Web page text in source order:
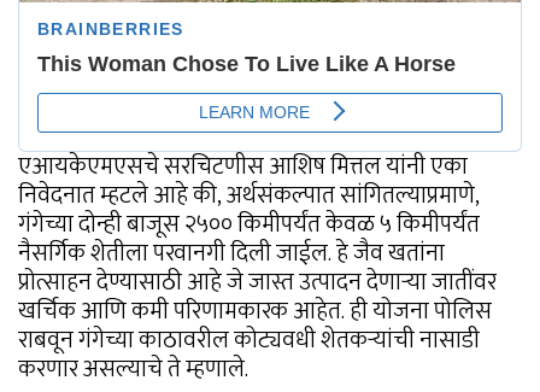
एआयकेएमएसचे सरचिटणीस आशिष मित्तल यांनी एका
निवेदनात म्हटले आहे की, अर्थसंकल्पात सांगितल्याप्रमाणे,
गंगेच्या दोन्ही बाजूस २५०० किमीपर्यंत केवळ ५ किमीपर्यंत
नैसर्गिक शेतीला परवानगी दिली जाईल. हे जैव खतांना
प्रोत्साहन देण्यासाठी आहे जे जास्त उत्पादन देणाऱ्या जातींवर
खर्चिक आणि कमी परिणामकारक आहेत. ही योजना पोलिस
राबवून गंगेच्या काठावरील कोट्यवधी शेतकऱ्यांची नासाडी
करणार असल्याचे ते म्हणाले.